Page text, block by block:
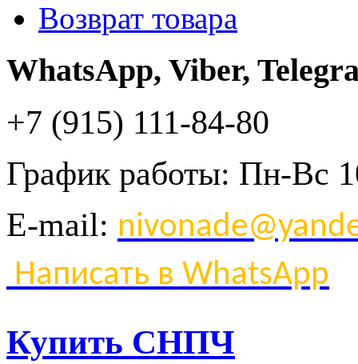
Возврат товара
WhatsApp, Viber,
+7 (915) 111-84-80
График работы: Пн-Вс
E-mail:
Написать в WhatsApp
Купить СНПЧ